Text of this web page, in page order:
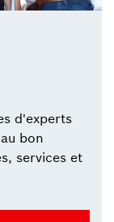
d'experts
bon
services et